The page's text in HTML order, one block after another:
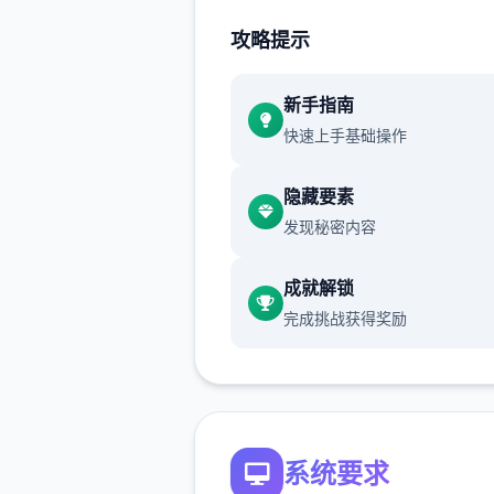
为完挽救这个眼瞅希望凉的学
上方头将你安排过端往就校长！
攻略提示
新手指南
快速上手基础操作
隐藏要素
发现秘密内容
成就解锁
完成挑战获得奖励
系统要求